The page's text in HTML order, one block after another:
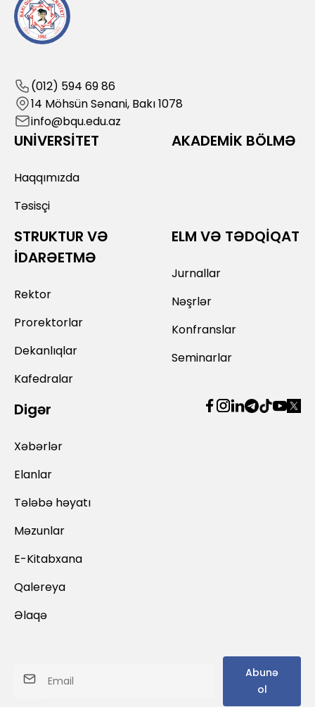
(012) 594 69 86
14 Möhsün Sənani, Bakı 1078
info@bqu.edu.az
UNİVERSİTET
Haqqımızda
Təsisçi
AKADEMİK BÖLMƏ
STRUKTUR VƏ
İDARƏETMƏ
Rektor
Prorektorlar
Dekanlıqlar
Kafedralar
ELM VƏ TƏDQİQAT
Jurnallar
Nəşrlər
Konfranslar
Seminarlar
Digər
Xəbərlər
Elanlar
Tələbə həyatı
Məzunlar
E-Kitabxana
Qalereya
Əlaqə
Abunə
ol